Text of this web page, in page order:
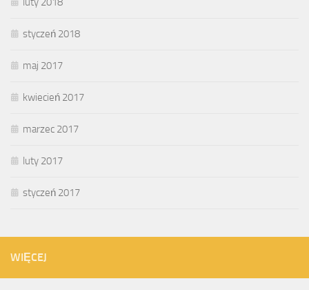
styczeń 2018
maj 2017
kwiecień 2017
marzec 2017
luty 2017
styczeń 2017
WIĘCEJ